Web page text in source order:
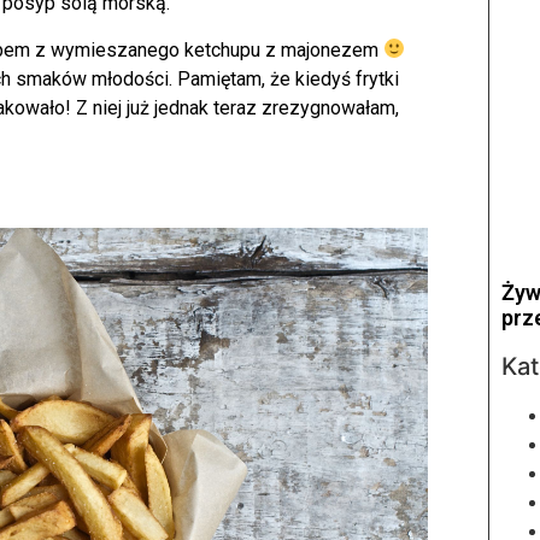
z wymieszanego ketchupu z majonezem
smaków młodości. Pamiętam, że kiedyś frytki
Z niej już jednak teraz zrezygnowałam,